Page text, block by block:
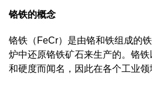
铬铁的概念
铬铁（FeCr）是由铬和铁组成的铁
炉中还原铬铁矿石来生产的。铬
和硬度而闻名，因此在各个工业领